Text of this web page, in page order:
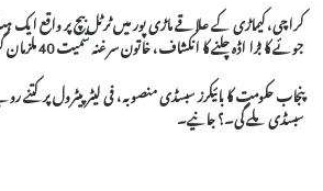
کراچی، کیماڑی کے علاقے ماڑی پور میں ٹرٹل بیچ پر واقع
جوئے کا بڑا اڈہ چلنے کا انکشاف، خاتون سرغنہ سمیت 40 ملزمان گرفتار
پنجاب حکومت کا بائیکرز سبسڈی منصوبہ، فی لیٹر پیٹرول پر کتنے
سبسڈی ملے گی۔؟ جانیے۔